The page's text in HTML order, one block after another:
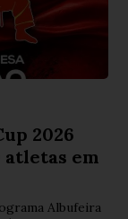
2026
em
Albufeira